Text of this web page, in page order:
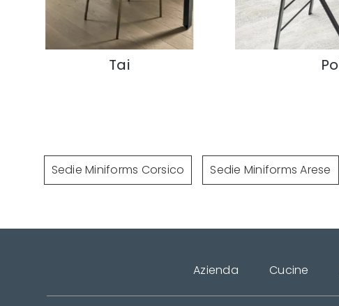
Sedie Miniforms Corsico Sedie Miniforms Arese
Azienda Cucine